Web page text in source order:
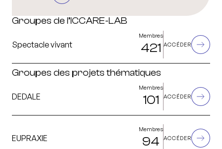
Groupes de l’ICCARE-LAB
Spectacle vivant
Membres
421 ACCÉDER
Groupes des projets thématiques
DEDALE
Membres
101 ACCÉDER
EUPRAXIE
Membres
94 ACCÉDER